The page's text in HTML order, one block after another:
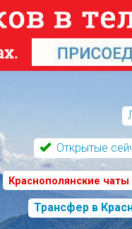
Открытые
Краснополянские
Трансфер в